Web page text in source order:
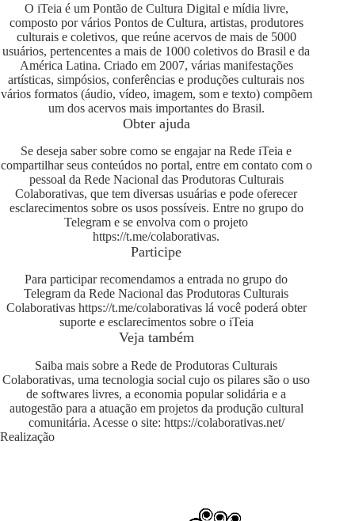
O iTeia é um Pontão de Cultura Digital e mídia livre,
composto por vários Pontos de Cultura, artistas, produtores
culturais e coletivos, que reúne acervos de mais de 5000
usuários, pertencentes a mais de 1000 coletivos do Brasil e da
América Latina. Criado em 2007, várias manifestações
artísticas, simpósios, conferências e produções culturais nos
vários formatos (áudio, vídeo, imagem, som e texto) compõem
um dos acervos mais importantes do Brasil.
Obter ajuda
Se deseja saber sobre como se engajar na Rede iTeia e
compartilhar seus conteúdos no portal, entre em contato com o
pessoal da Rede Nacional das Produtoras Culturais
Colaborativas, que tem diversas usuárias e pode oferecer
esclarecimentos sobre os usos possíveis. Entre no grupo do
Telegram e se envolva com o projeto
https://t.me/colaborativas.
Participe
Para participar recomendamos a entrada no grupo do
Telegram da Rede Nacional das Produtoras Culturais
Colaborativas https://t.me/colaborativaslá você poderá obter
suporte e esclarecimentos sobre o iTeia
Veja também
Saiba mais sobre a Rede de Produtoras Culturais
Colaborativas, uma tecnologia social cujo os pilares são o uso
de softwares livres, a economia popular solidária e a
autogestão para a atuação em projetos da produção cultural
comunitária. Acesse o site: https://colaborativas.net/
Realização